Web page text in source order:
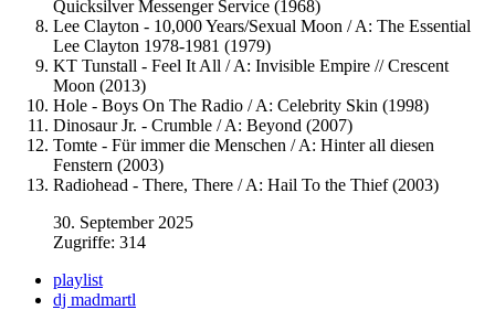
Quicksilver Messenger Service (1968)
Lee Clayton - 10,000 Years/Sexual Moon / A: The Essential
Lee Clayton 1978-1981 (1979)
KT Tunstall - Feel It All / A: Invisible Empire // Crescent
Moon (2013)
Hole - Boys On The Radio / A: Celebrity Skin (1998)
Dinosaur Jr. - Crumble / A: Beyond (2007)
Tomte - Für immer die Menschen / A: Hinter all diesen
Fenstern (2003)
Radiohead - There, There / A: Hail To the Thief (2003)
30. September 2025
Zugriffe: 314
playlist
dj madmartl